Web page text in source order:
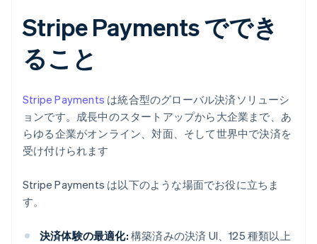
Stripe Payments ででき
ること
Stripe Payments は統合型のグローバル決済ソリューシ
ョンです。成長中のスタートアップから大企業まで、あ
らゆる企業がオンライン、対面、そして世界中で決済を
受け付けられます
Stripe Payments は以下のような場面でお役に立ちま
す。
決済体験の最適化: 構築済みの決済 UI、125 種類以上